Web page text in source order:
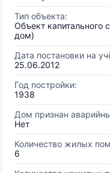
Тип объекта:
Объект капитального
дом)
Дата постановки на
25.06.2012
Год постройки:
1938
Дом признан
Нет
Количество жилых
6